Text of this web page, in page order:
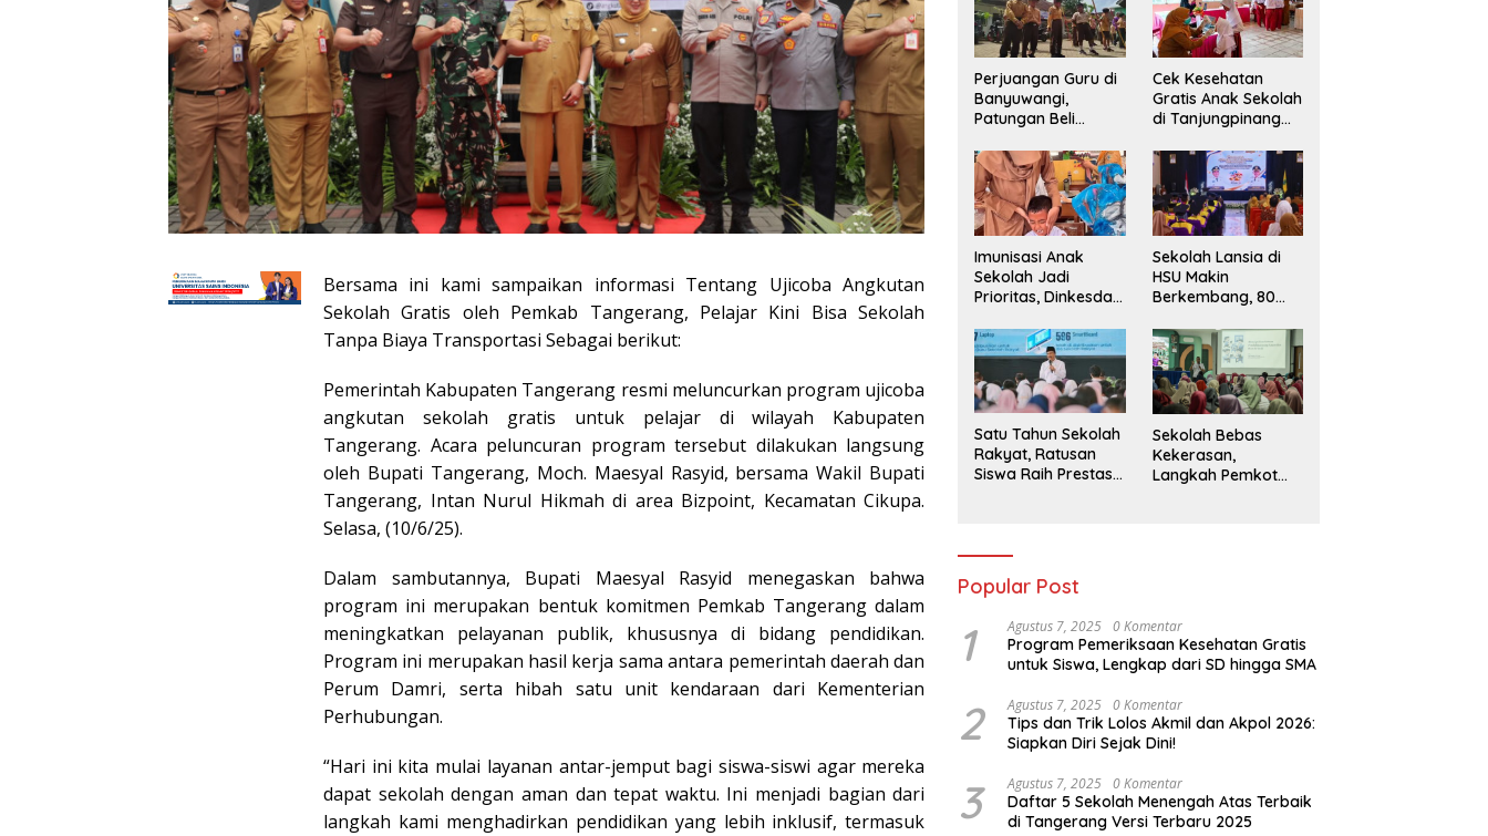
Bersama ini kami sampaikan informasi Tentang Ujicoba Angkutan
Sekolah Gratis oleh Pemkab Tangerang, Pelajar Kini Bisa Sekolah
Tanpa Biaya Transportasi Sebagai berikut:
Pemerintah Kabupaten Tangerang resmi meluncurkan program ujicoba
angkutan sekolah gratis untuk pelajar di wilayah Kabupaten
Tangerang. Acara peluncuran program tersebut dilakukan langsung
oleh Bupati Tangerang, Moch. Maesyal Rasyid, bersama Wakil Bupati
Tangerang, Intan Nurul Hikmah di area Bizpoint, Kecamatan Cikupa.
Selasa, (10/6/25).
Dalam sambutannya, Bupati Maesyal Rasyid menegaskan bahwa
program ini merupakan bentuk komitmen Pemkab Tangerang dalam
meningkatkan pelayanan publik, khususnya di bidang pendidikan.
Program ini merupakan hasil kerja sama antara pemerintah daerah dan
Perum Damri, serta hibah satu unit kendaraan dari Kementerian
Perhubungan.
“Hari ini kita mulai layanan antar-jemput bagi siswa-siswi agar mereka
dapat sekolah dengan aman dan tepat waktu. Ini menjadi bagian dari
langkah kami menghadirkan pendidikan yang lebih inklusif, termasuk
Perjuangan Guru di
Banyuwangi,
Patungan Beli
Menarik Minat Siswa
ke SD Negeri
Cek Kesehatan
Gratis Anak Sekolah
di Tanjungpinang
Siswa
Imunisasi Anak
Sekolah Jadi
Prioritas, Dinkesda
Monitoring BIAS
2026
Sekolah Lansia di
HSU Makin
Berkembang, 80
Wisuda Tahun Ini
Satu Tahun Sekolah
Rakyat, Ratusan
Siswa Raih Prestasi
Sekolah Bebas
Kekerasan,
Langkah Pemkot
Popular Post
1 Agustus 7, 2025 0 Komentar
Program Pemeriksaan Kesehatan Gratis
untuk Siswa, Lengkap dari SD hingga SMA
2 Agustus 7, 2025 0 Komentar
Tips dan Trik Lolos Akmil dan Akpol 2026:
Siapkan Diri Sejak Dini!
3 Agustus 7, 2025 0 Komentar
Daftar 5 Sekolah Menengah Atas Terbaik
di Tangerang Versi Terbaru 2025